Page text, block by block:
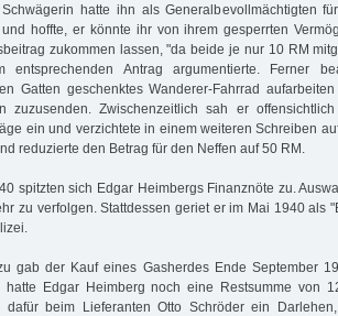
hatte ihn als Generalbevollmächtigten
hoffte, er könnte ihr von ihrem gesperrten
zukommen lassen, "da beide je nur 10 RM
Antrag argumentierte. Ferner
Gatten geschenktes Wanderer-Fahrrad
zuzusenden. Zwischenzeitlich sah er
ein und verzichtete in einem weiteren Schreiben
reduzierte den Betrag für den Neffen auf 50 RM.
spitzten sich Edgar Heimbergs Finanznöte zu.
zu verfolgen. Stattdessen geriet er im Mai 1940 als
gab der Kauf eines Gasherdes Ende September
hatte Edgar Heimberg noch eine Restsumme von
dafür beim Lieferanten Otto Schröder ein